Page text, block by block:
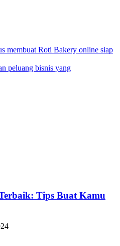
membuat Roti Bakery online siap
peluang bisnis yang
Tips Buat Kamu